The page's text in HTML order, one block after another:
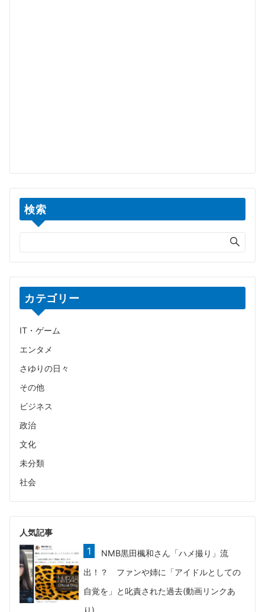
検索
カテゴリー
IT・ゲーム
エンタメ
さゆりの日々
その他
ビジネス
政治
文化
未分類
社会
人気記事
NMB黒田楓和さん「ハメ撮り」流
出！？ ファンや姉に「アイドルとしての
自覚を」と叱責された過去(動画リンクあ
り)